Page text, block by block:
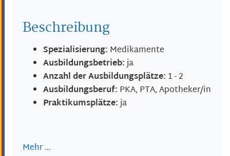
Beschreibung
Spezialisierung: Medikamente
Ausbildungsbetrieb:ja
Anzahl der Ausbildungsplätze: 1 - 2
Ausbildungsberuf: PKA, PTA, Apotheker/in
Praktikumsplätze:ja
Mehr …